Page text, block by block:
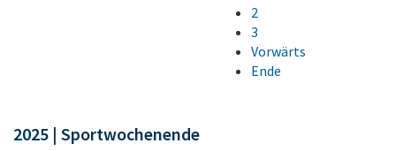
2
3
Vorwärts
Ende
2025 | Sportwochenende